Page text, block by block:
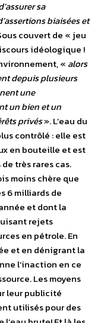
sa
biaisées et
couvert de « jeu
idéologique !
« alors
depuis plusieurs
une
un bien et un
privés». L’eau du
contrôlé : elle est
en bouteille et est
très rares cas.
moins chère que
6 milliards de
et dont la
rejets
en pétrole. En
et en dénigrant la
l’inaction en ce
Les moyens
leur publicité
utilisés pour des